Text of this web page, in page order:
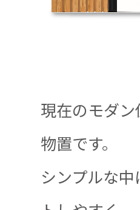
現在のモダ
物置です。
シンプルな